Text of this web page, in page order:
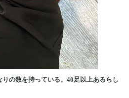
の数を持っている。40足以上あるらし